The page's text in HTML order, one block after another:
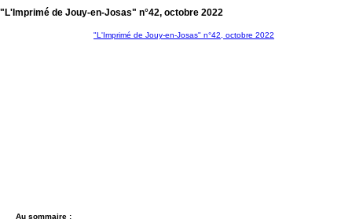
"L'Imprimé de Jouy-en-Josas" n°42, octobre 2022
"L'Imprimé de Jouy-en-Josas" n°42, octobre 2022
Au sommaire :